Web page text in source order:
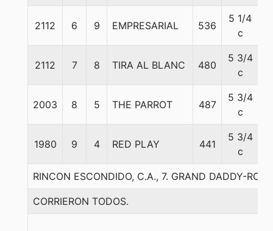
2112 6 9 EMPRESARIAL 536
5 1/4
c
2112 7 8 TIRA AL BLANC 480
5 3/4
c
2003 8 5 THE PARROT 487
5 3/4
c
1980 9 4 RED PLAY 441
5 3/4
c
RINCON ESCONDIDO, C.A., 7. GRAND DADDY-
CORRIERON TODOS.